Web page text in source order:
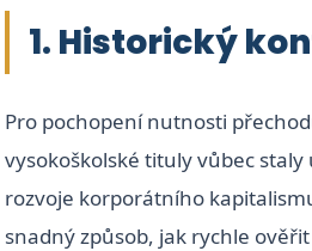
1. Historický
Pro pochopení nutnosti
vysokoškolské tituly vůbec
rozvoje korporátního
snadný způsob, jak rychle